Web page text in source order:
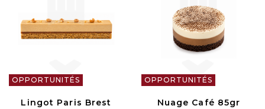
OPPORTUNITÉS
Lingot Paris Brest
OPPORTUNITÉS
Nuage Café 85gr